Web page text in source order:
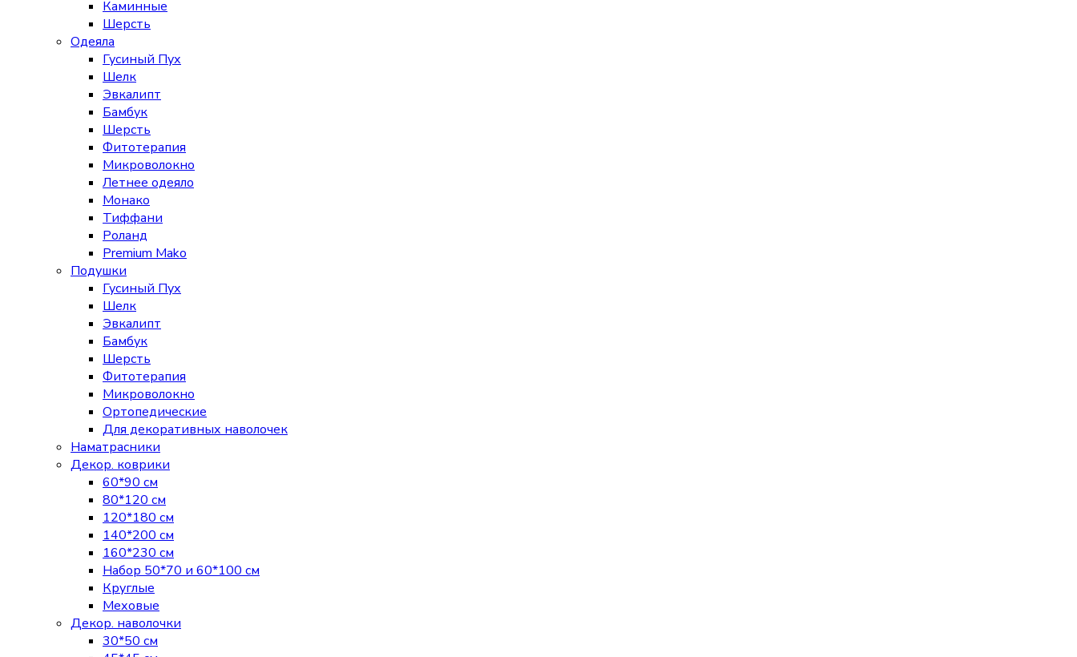
Каминные
Шерсть
Одеяла
Гусиный Пух
Шелк
Эвкалипт
Бамбук
Шерсть
Фитотерапия
Микроволокно
Летнее одеяло
Монако
Тиффани
Роланд
Premium Mako
Подушки
Гусиный Пух
Шелк
Эвкалипт
Бамбук
Шерсть
Фитотерапия
Микроволокно
Ортопедические
Для декоративных наволочек
Наматрасники
Декор. коврики
60*90 см
80*120 см
120*180 см
140*200 см
160*230 см
Набор 50*70 и 60*100 см
Круглые
Меховые
Декор. наволочки
30*50 см